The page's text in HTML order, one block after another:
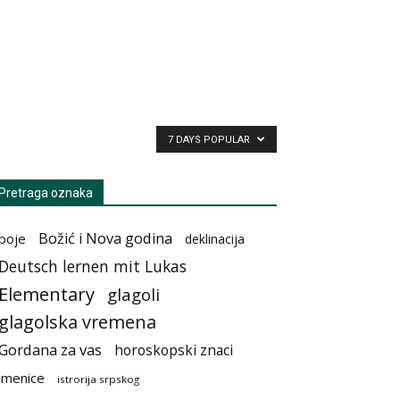
7 DAYS POPULAR
Pretraga oznaka
Božić i Nova godina deklinacija
Deutsch lernen mit Lukas
Elementary glagoli
glagolska vremena
za vas horoskopski znaci
istrorija srpskog